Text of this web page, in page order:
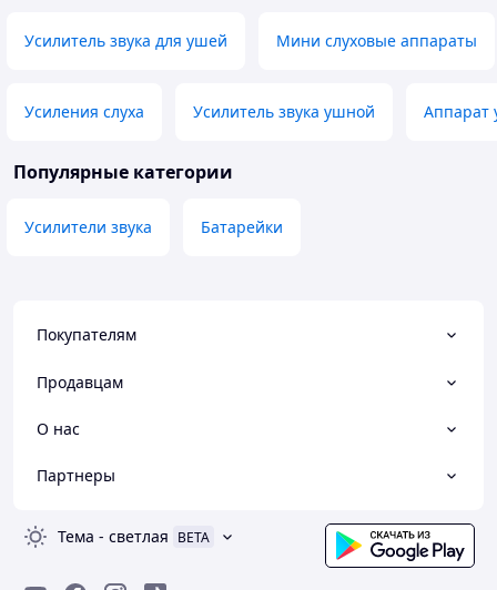
Усилитель звука для ушей Мини слуховые аппараты
Усиления слуха Усилитель звука ушной Аппарат
Популярные категории
Усилители звука Батарейки
Покупателям
Продавцам
О нас
Партнеры
Тема - светлая BETA